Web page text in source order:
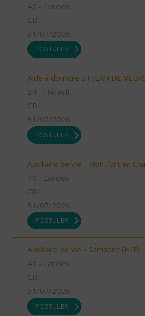
40 - Landes
CDI
31/07/2026
POSTULER
Aide à domicile ST JEAN DE
34 - Hérault
CDI
31/07/2026
POSTULER
Auxiliaire de vie - Montfort en
40 - Landes
CDI
31/07/2026
POSTULER
Auxiliaire de vie - Samadet (H/F)
40 - Landes
CDI
31/07/2026
POSTULER